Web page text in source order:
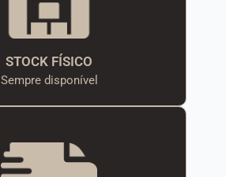
STOCK FÍSICO
Sempre disponível